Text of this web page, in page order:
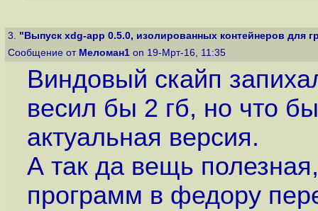
3. "Выпуск xdg-app 0.5.0, изолированных контейнеров для
Сообщение от Меломан1 on 19-Мрт-16, 11:35
Виндовый скайп
весил бы 2 гб, но что
актуальная версия.
А так да вещь
программ в федору